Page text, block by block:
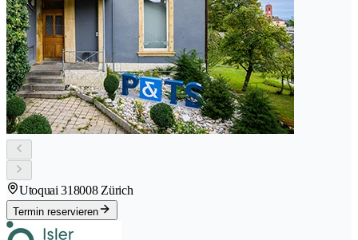
Utoquai 318008 Zürich
Termin reservieren